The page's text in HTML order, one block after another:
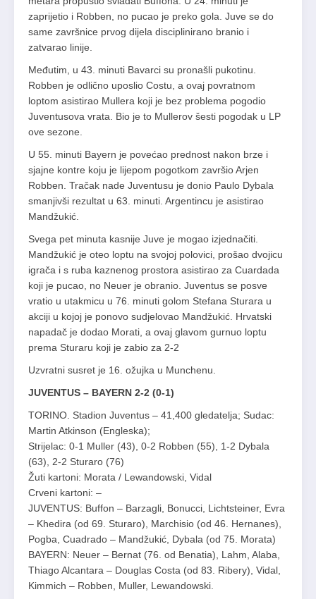
zaprijetio i Robben, no pucao je preko gola. Juve se do
same završnice prvog dijela disciplinirano branio i
zatvarao linije.
Međutim, u 43. minuti Bavarci su pronašli pukotinu.
Robben je odlično uposlio Costu, a ovaj povratnom
loptom asistirao Mullera koji je bez problema pogodio
Juventusova vrata. Bio je to Mullerov šesti pogodak u LP
ove sezone.
U 55. minuti Bayern je povećao prednost nakon brze i
sjajne kontre koju je lijepom pogotkom završio Arjen
Robben. Tračak nade Juventusu je donio Paulo Dybala
smanjivši rezultat u 63. minuti. Argentincu je asistirao
Mandžukić.
Svega pet minuta kasnije Juve je mogao izjednačiti.
Mandžukić je oteo loptu na svojoj polovici, prošao dvojicu
igrača i s ruba kaznenog prostora asistirao za Cuardada
koji je pucao, no Neuer je obranio. Juventus se posve
vratio u utakmicu u 76. minuti golom Stefana Sturara u
akciji u kojoj je ponovo sudjelovao Mandžukić. Hrvatski
napadač je dodao Morati, a ovaj glavom gurnuo loptu
prema Sturaru koji je zabio za 2-2
Uzvratni susret je 16. ožujka u Munchenu.
JUVENTUS – BAYERN 2-2 (0-1)
TORINO. Stadion Juventus – 41,400 gledatelja; Sudac:
Martin Atkinson (Engleska);
Strijelac: 0-1 Muller (43), 0-2 Robben (55), 1-2 Dybala
(63), 2-2 Sturaro (76)
Žuti kartoni: Morata / Lewandowski, Vidal
Crveni kartoni: –
JUVENTUS: Buffon – Barzagli, Bonucci, Lichtsteiner, Evra
– Khedira (od 69. Sturaro), Marchisio (od 46. Hernanes),
Pogba, Cuadrado – Mandžukić, Dybala (od 75. Morata)
BAYERN: Neuer – Bernat (76. od Benatia), Lahm, Alaba,
Thiago Alcantara – Douglas Costa (od 83. Ribery), Vidal,
Kimmich – Robben, Muller, Lewandowski.